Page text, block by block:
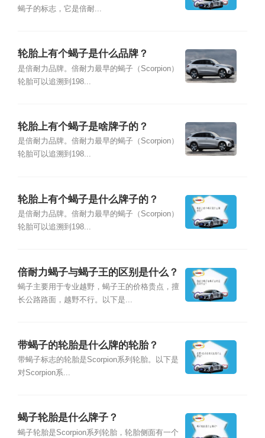
蝎子的标志，它是倍耐...
轮胎上有个蝎子是什么品牌？
是倍耐力品牌。倍耐力最早的蝎子（Scorpion）
轮胎可以追溯到198...
轮胎上有个蝎子是啥牌子的？
是倍耐力品牌。倍耐力最早的蝎子（Scorpion）
轮胎可以追溯到198...
轮胎上有个蝎子是什么牌子的？
是倍耐力品牌。倍耐力最早的蝎子（Scorpion）
轮胎可以追溯到198...
倍耐力蝎子与蝎子王的区别是什么？
蝎子主要用于专业越野，蝎子王的价格贵点，擅
长公路路面，越野不行。以下是...
带蝎子的轮胎是什么牌的轮胎？
带蝎子标志的轮胎是Scorpion系列轮胎。以下是
对Scorpion系...
蝎子轮胎是什么牌子？
蝎子轮胎是Scorpion系列轮胎，轮胎侧面有一个